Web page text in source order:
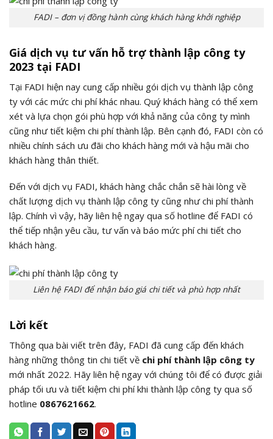
FADI – đơn vị đồng hành cùng khách hàng khởi nghiệp
Giá dịch vụ tư vấn hỗ trợ thành lập công ty
2023 tại FADI
Tại FADI hiện nay cung cấp nhiều gói dịch vụ thành lập công
ty với các mức chi phí khác nhau. Quý khách hàng có thể xem
xét và lựa chọn gói phù hợp với khả năng của công ty mình
cũng như tiết kiệm chi phí thành lập. Bên cạnh đó, FADI còn có
nhiều chính sách ưu đãi cho khách hàng mới và hậu mãi cho
khách hàng thân thiết.
Đến với dịch vụ FADI, khách hàng chắc chắn sẽ hài lòng về
chất lượng dịch vụ thành lập công ty cũng như chi phí thành
lập. Chính vì vậy, hãy liên hệ ngay qua số hotline để FADI có
thể tiếp nhận yêu cầu, tư vấn và báo mức phí chi tiết cho
khách hàng.
Liên hệ FADI để nhận báo giá chi tiết và phù hợp nhất
Lời kết
Thông qua bài viết trên đây, FADI đã cung cấp đến khách
hàng những thông tin chi tiết về chi phí thành lập công ty
mới nhất 2022. Hãy liên hệ ngay với chúng tôi để có được giải
pháp tối ưu và tiết kiệm chi phí khi thành lập công ty qua số
hotline 0867621662.